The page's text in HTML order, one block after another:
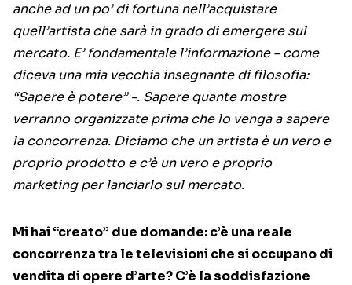
anche ad un po’ di fortuna nell’acquistare
quell’artista che sarà in grado di emergere sul
mercato. E’ fondamentale l’informazione – come
diceva una mia vecchia insegnante di filosofia:
“Sapere è potere” -. Sapere quante mostre
verranno organizzate prima che lo venga a sapere
la concorrenza. Diciamo che un artista è un vero e
proprio prodotto e c’è un vero e proprio
marketing per lanciarlo sul mercato.
Mi hai “creato” due domande: c’è una reale
concorrenza tra le televisioni che si occupano di
vendita di opere d’arte? C’è la soddisfazione